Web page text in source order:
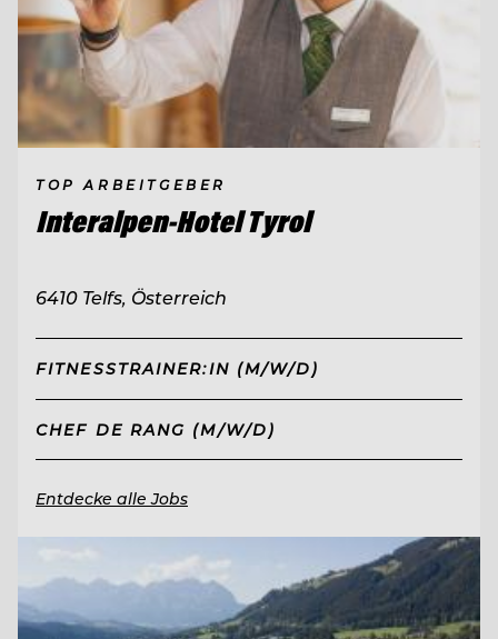
TOP ARBEITGEBER
Interalpen-Hotel Tyrol
6410 Telfs, Österreich
FITNESSTRAINER:IN (M/W/D)
CHEF DE RANG (M/W/D)
Entdecke alle Jobs